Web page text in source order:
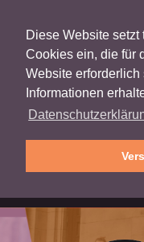
Diese Website
Cookies ein, die für
Website
Informationen